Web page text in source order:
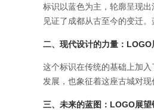
标识以蓝色为主，轮廓呈现
见证了成都从古至今的变迁
二、 现代设计的力量：
这个标识在传统的基础上加
发展，也象征着这座古城对
三、 未来的蓝图：LOGO展